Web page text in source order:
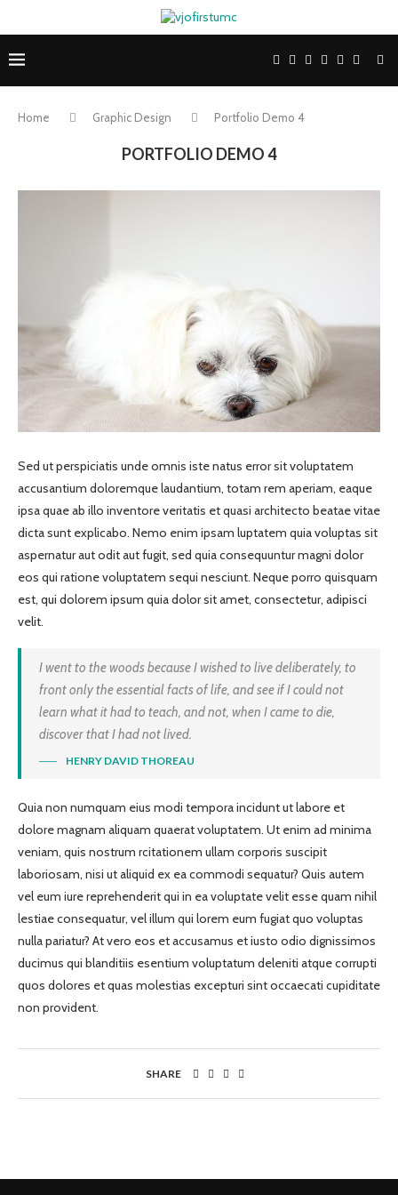
Home Graphic Design Portfolio Demo 4
PORTFOLIO DEMO 4
Sed ut perspiciatis unde omnis iste natus error sit voluptatem
accusantium doloremque laudantium, totam rem aperiam, eaque
ipsa quae ab illo inventore veritatis et quasi architecto beatae vitae
dicta sunt explicabo. Nemo enim ipsam luptatem quia voluptas sit
aspernatur aut odit aut fugit, sed quia consequuntur magni dolor
eos qui ratione voluptatem sequi nesciunt. Neque porro quisquam
est, qui dolorem ipsum quia dolor sit amet, consectetur, adipisci
velit.
I went to the woods because I wished to live deliberately, to
front only the essential facts of life, and see if I could not
learn what it had to teach, and not, when I came to die,
discover that I had not lived.
HENRY DAVID THOREAU
Quia non numquam eius modi tempora incidunt ut labore et
dolore magnam aliquam quaerat voluptatem. Ut enim ad minima
veniam, quis nostrum rcitationem ullam corporis suscipit
laboriosam, nisi ut aliquid ex ea commodi sequatur? Quis autem
vel eum iure reprehenderit qui in ea voluptate velit esse quam nihil
lestiae consequatur, vel illum qui lorem eum fugiat quo voluptas
nulla pariatur? At vero eos et accusamus et iusto odio dignissimos
ducimus qui blanditiis esentium voluptatum deleniti atque corrupti
quos dolores et quas molestias excepturi sint occaecati cupiditate
non provident.
SHARE